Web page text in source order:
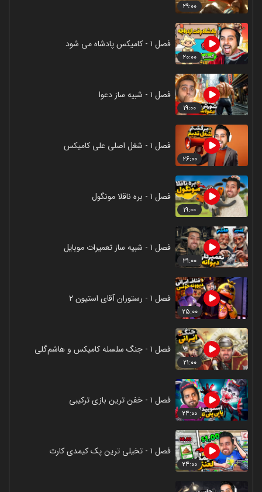
۲۹:۰۰
۲۰:۰۰
فصل ۱ - کامیکس پادشاه می شود
۱۹:۰۰
فصل ۱ - شبیه ساز دعوا
۲۶:۰۰
فصل ۱ - شغل اصلی علی کامیکس
۱۹:۰۰
فصل ۱ - بره ناقلا مونگول
۳۱:۰۰
فصل ۱ - شبیه ساز تعمیرات موبایل
۲۵:۰۰
فصل ۱ - رستوران آقای استیون ۲
۲۱:۰۰
فصل ۱ - جنگ سلسله کامیکس و هاشم‌گلی
۲۴:۰۰
فصل ۱ - خفن ترین بازی ترکیبی
۲۴:۰۰
فصل ۱ - تخیلی ترین پک کیمدی کارت